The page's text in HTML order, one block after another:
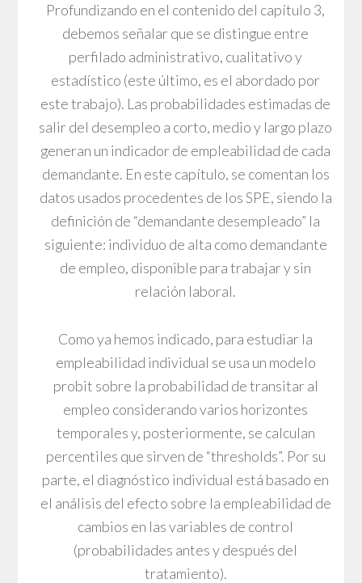
Profundizando en el contenido del capítulo 3,
debemos señalar que se distingue entre
perfilado administrativo, cualitativo y
estadístico (este último, es el abordado por
este trabajo). Las probabilidades estimadas de
salir del desempleo a corto, medio y largo plazo
generan un indicador de empleabilidad de cada
demandante. En este capítulo, se comentan los
datos usados procedentes de los SPE, siendo la
definición de “demandante desempleado” la
siguiente: individuo de alta como demandante
de empleo, disponible para trabajar y sin
relación laboral.
Como ya hemos indicado, para estudiar la
empleabilidad individual se usa un modelo
probit sobre la probabilidad de transitar al
empleo considerando varios horizontes
temporales y, posteriormente, se calculan
percentiles que sirven de “thresholds”. Por su
parte, el diagnóstico individual está basado en
el análisis del efecto sobre la empleabilidad de
cambios en las variables de control
(probabilidades antes y después del
tratamiento).